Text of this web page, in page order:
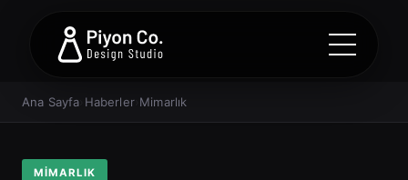
Ana Sayfa Haberler› Mimarlık
MIMARLIK